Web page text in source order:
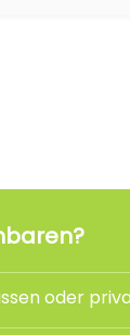
oder